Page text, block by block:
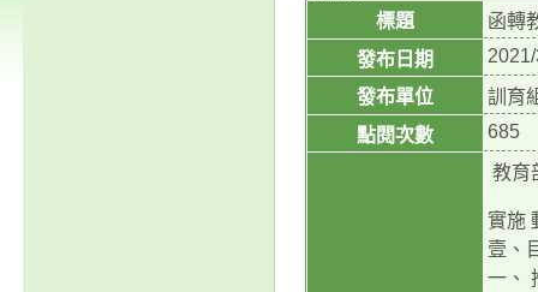
標題
函轉
發布日期
發布單位
訓育
點閱次數
685
教育
實施
壹、
一、